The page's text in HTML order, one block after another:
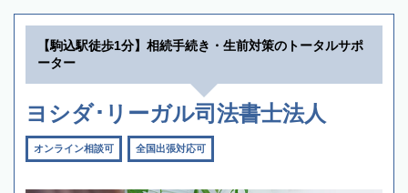
【駒込駅徒歩1分】相続手続き・生前対策のトータルサポ
ーター
ヨシダ･リーガル司法書士法人
オンライン相談可 全国出張対応可